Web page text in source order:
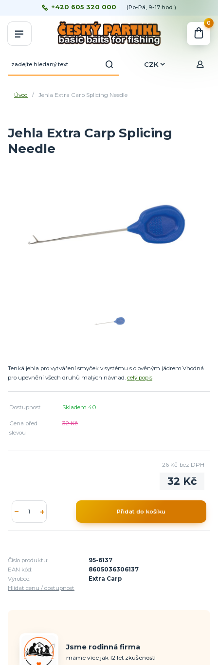
CZK
+420 605 320 000 (Po-Pá, 9-17 hod.)
0
Úvod Jehla Extra Carp Splicing Needle
Jehla Extra Carp Splicing
Needle
Tenká jehla pro vytváření smyček v systému s olověným jádrem.Vhodná
pro upevnění všech druhů malých návnad. celý popis
Dostupnost Skladem 40
Cena před
slevou
32 Kč
32 Kč
26 Kč bez DPH
Přidat do košíku
Číslo produktu:
95-6137
EAN kód:
8605036306137
Výrobce:
Extra Carp
Hlídat cenu / dostupnost
Jsme rodinná firma
máme více jak 12 let zkušeností